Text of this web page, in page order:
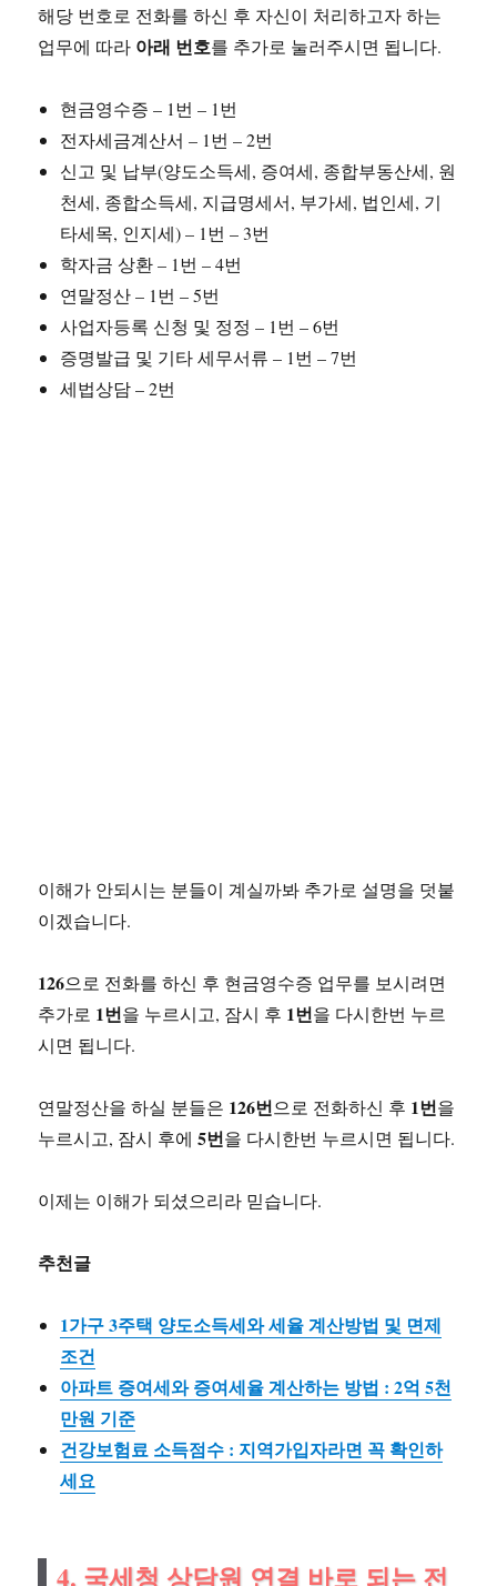
해당 번호로 전화를 하신 후 자신이 처리하고자 하는
업무에 따라 아래 번호를 추가로 눌러주시면 됩니다.
현금영수증 – 1번 – 1번
전자세금계산서 – 1번 – 2번
신고 및 납부(양도소득세, 증여세, 종합부동산세, 원
천세, 종합소득세, 지급명세서, 부가세, 법인세, 기
타세목, 인지세) – 1번 – 3번
학자금 상환 – 1번 – 4번
연말정산 – 1번 – 5번
사업자등록 신청 및 정정 – 1번 – 6번
증명발급 및 기타 세무서류 – 1번 – 7번
세법상담 – 2번
이해가 안되시는 분들이 계실까봐 추가로 설명을 덧붙
이겠습니다.
126으로 전화를 하신 후 현금영수증 업무를 보시려면
추가로 1번을 누르시고, 잠시 후 1번을 다시한번 누르
시면 됩니다.
연말정산을 하실 분들은 126번으로 전화하신 후 1번을
누르시고, 잠시 후에5번을 다시한번 누르시면 됩니다.
이제는 이해가 되셨으리라 믿습니다.
추천글
1가구 3주택 양도소득세와 세율 계산방법 및 면제
조건
아파트 증여세와 증여세율 계산하는 방법 : 2억 5천
만원 기준
건강보험료 소득점수 : 지역가입자라면 꼭 확인하
세요
4. 국세청 상담원 연결 바로 되는 전